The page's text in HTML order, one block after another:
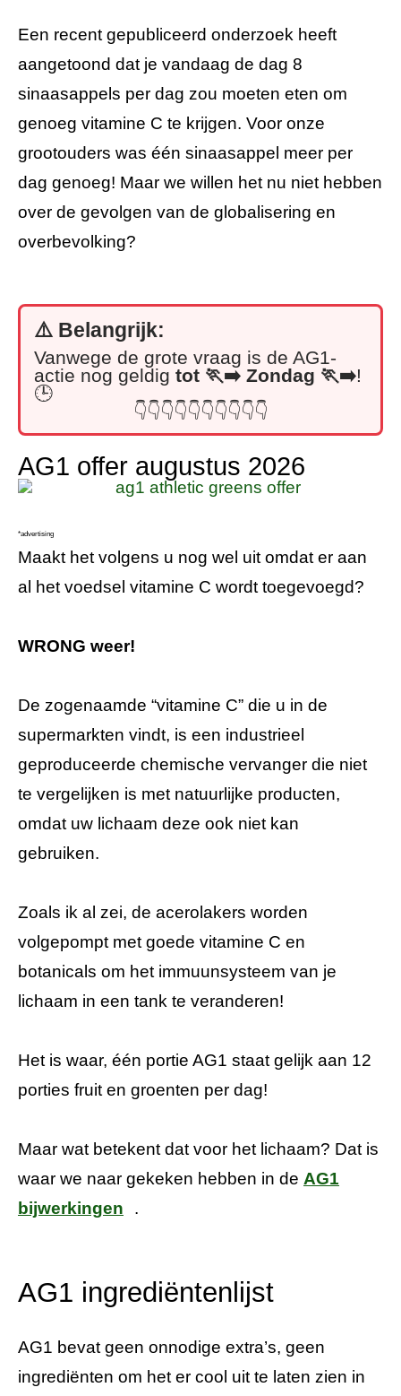
Een recent gepubliceerd onderzoek heeft
aangetoond dat je vandaag de dag 8
sinaasappels per dag zou moeten eten om
genoeg vitamine C te krijgen. Voor onze
grootouders was één sinaasappel meer per
dag genoeg! Maar we willen het nu niet hebben
over de gevolgen van de globalisering en
overbevolking?
⚠️ Belangrijk:
Vanwege de grote vraag is de AG1-
actie nog geldig tot 🏃‍➡️ Zondag 🏃‍➡️!
🕒
👇👇👇👇👇👇👇👇👇👇
AG1 offer augustus 2026
*advertising
Maakt het volgens u nog wel uit omdat er aan
al het voedsel vitamine C wordt toegevoegd?
WRONG weer!
De zogenaamde “vitamine C” die u in de
supermarkten vindt, is een industrieel
geproduceerde chemische vervanger die niet
te vergelijken is met natuurlijke producten,
omdat uw lichaam deze ook niet kan
gebruiken.
Zoals ik al zei, de acerolakers worden
volgepompt met goede vitamine C en
botanicals om het immuunsysteem van je
lichaam in een tank te veranderen!
Het is waar, één portie AG1 staat gelijk aan 12
porties fruit en groenten per dag!
Maar wat betekent dat voor het lichaam? Dat is
waar we naar gekeken hebben in de AG1
bijwerkingen
.
AG1 ingrediëntenlijst
AG1 bevat geen onnodige extra’s, geen
ingrediënten om het er cool uit te laten zien in